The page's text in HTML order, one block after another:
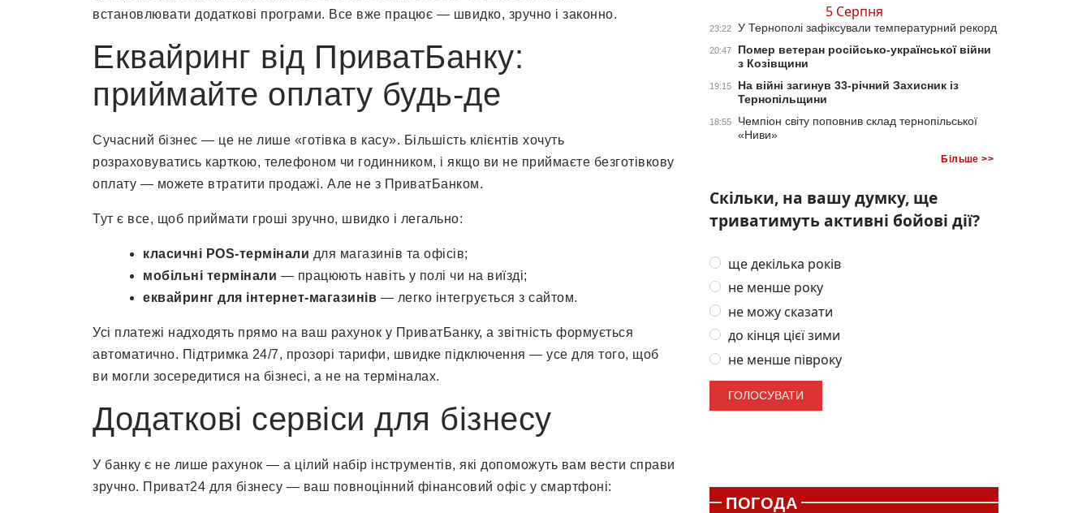
встановлювати додаткові програми. Все вже працює — швидко, зручно і законно.
Еквайринг від ПриватБанку:
приймайте оплату будь-де
Сучасний бізнес — це не лише «готівка в касу». Більшість клієнтів хочуть
розраховуватись карткою, телефоном чи годинником, і якщо ви не приймаєте безготівкову
оплату — можете втратити продажі. Але не з ПриватБанком.
Тут є все, щоб приймати гроші зручно, швидко і легально:
класичні POS-термінали для магазинів та офісів;
мобільні термінали — працюють навіть у полі чи на виїзді;
еквайринг для інтернет-магазинів — легко інтегрується з сайтом.
Усі платежі надходять прямо на ваш рахунок у ПриватБанку, а звітність формується
автоматично. Підтримка 24/7, прозорі тарифи, швидке підключення — усе для того, щоб
ви могли зосередитися на бізнесі, а не на терміналах.
Додаткові сервіси для бізнесу
У банку є не лише рахунок — а цілий набір інструментів, які допоможуть вам вести справи
зручно. Приват24 для бізнесу — ваш повноцінний фінансовий офіс у смартфоні:
5 Серпня
23:22 У Тернополі зафіксували температурний рекорд
20:47
Помер ветеран російсько-української війни
з Козівщини
19:15
На війні загинув 33-річний Захисник із
Тернопільщини
18:55
Чемпіон світу поповнив склад тернопільської
«Ниви»
Більше >>
Скільки, на вашу думку, ще
триватимуть активні бойові дії?
ще декілька років
не менше року
не можу сказати
до кінця цієї зими
не менше півроку
ПОГОДА